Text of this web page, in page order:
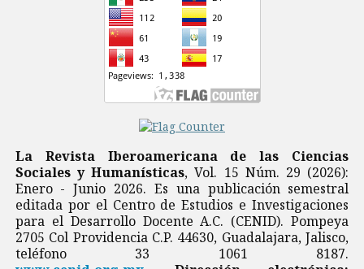
La Revista Iberoamericana de las Ciencias
Sociales y Humanísticas, Vol. 15 Núm. 29 (2026):
Enero - Junio 2026. Es una publicación semestral
editada por el Centro de Estudios e Investigaciones
para el Desarrollo Docente A.C. (CENID). Pompeya
2705 Col Providencia C.P. 44630, Guadalajara, Jalisco,
teléfono 33 1061 8187.